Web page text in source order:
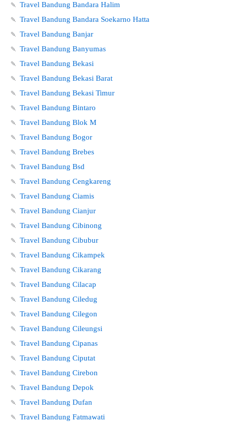
🍡 Travel Bandung Bandara Halim
🍡 Travel Bandung Bandara Soekarno Hatta
🍡 Travel Bandung Banjar
🍡 Travel Bandung Banyumas
🍡 Travel Bandung Bekasi
🍡 Travel Bandung Bekasi Barat
🍡 Travel Bandung Bekasi Timur
🍡 Travel Bandung Bintaro
🍡 Travel Bandung Blok M
🍡 Travel Bandung Bogor
🍡 Travel Bandung Brebes
🍡 Travel Bandung Bsd
🍡 Travel Bandung Cengkareng
🍡 Travel Bandung Ciamis
🍡 Travel Bandung Cianjur
🍡 Travel Bandung Cibinong
🍡 Travel Bandung Cibubur
🍡 Travel Bandung Cikampek
🍡 Travel Bandung Cikarang
🍡 Travel Bandung Cilacap
🍡 Travel Bandung Ciledug
🍡 Travel Bandung Cilegon
🍡 Travel Bandung Cileungsi
🍡 Travel Bandung Cipanas
🍡 Travel Bandung Ciputat
🍡 Travel Bandung Cirebon
🍡 Travel Bandung Depok
🍡 Travel Bandung Dufan
🍡 Travel Bandung Fatmawati